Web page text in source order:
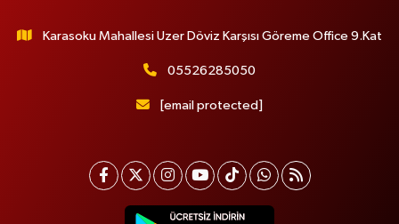
Karasoku Mahallesi Uzer Döviz Karşısı Göreme Office 9.Kat
05526285050
[email protected]